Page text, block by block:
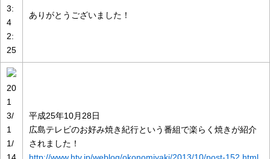
3:
4
2:
25
ありがとうございました！
20
1
3/
1
1/
平成25年10月28日
広島テレビのお好み焼き紀行という番組で楽らく焼きが紹介
されました！